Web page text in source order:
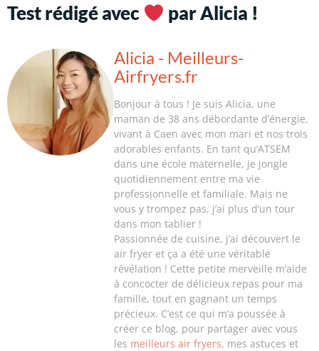
Test rédigé avec par Alicia !
Alicia - Meilleurs-
Airfryers.fr
Bonjour à tous ! Je suis Alicia, une
maman de 38 ans débordante d’énergie,
vivant à Caen avec mon mari et nos trois
adorables enfants. En tant qu’ATSEM
dans une école maternelle, je jongle
quotidiennement entre ma vie
professionnelle et familiale. Mais ne
vous y trompez pas, j’ai plus d’un tour
dans mon tablier !
Passionnée de cuisine, j’ai découvert le
air fryer et ça a été une véritable
révélation ! Cette petite merveille m’aide
à concocter de délicieux repas pour ma
famille, tout en gagnant un temps
précieux. C’est ce qui m’a poussée à
créer ce blog, pour partager avec vous
les meilleurs air fryers, mes astuces et